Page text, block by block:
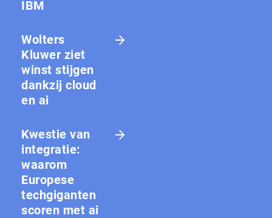
IBM
Wolters
Kluwer ziet
winst stijgen
dankzij cloud
en ai
Kwestie van
integratie:
waarom
Europese
techgiganten
scoren met ai